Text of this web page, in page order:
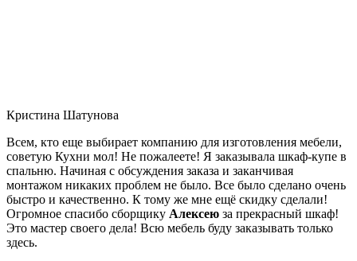
Кристина Шатунова
Всем, кто еще выбирает компанию для изготовления мебели,
советую Кухни мол! Не пожалеете! Я заказывала шкаф-купе в
спальню. Начиная с обсуждения заказа и заканчивая
монтажом никаких проблем не было. Все было сделано очень
быстро и качественно. К тому же мне ещё скидку сделали!
Огромное спасибо сборщику Алексею за прекрасный шкаф!
Это мастер своего дела! Всю мебель буду заказывать только
здесь.